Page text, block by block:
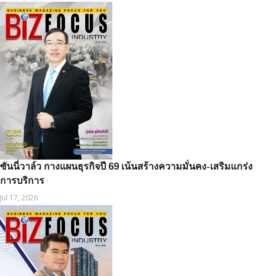
ซันนี่วาล์ว กางแผนธุรกิจปี 69 เน้นสร้างความมั่นคง-เสริมแกร่ง
การบริการ
Jul 17, 2026